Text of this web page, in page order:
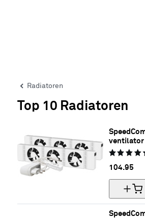
Radiatoren
Top 10 Radiatoren
ventilator
104.95